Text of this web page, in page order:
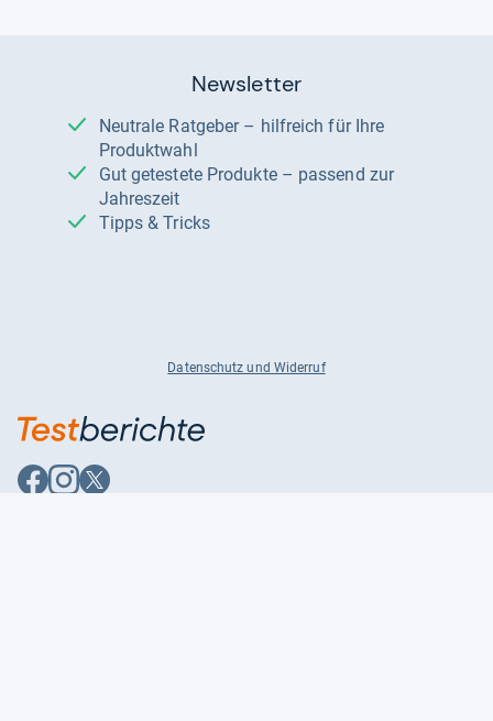
Newsletter
Neutrale Ratgeber – hilfreich für Ihre
Produktwahl
Gut getestete Produkte – passend zur
Jahreszeit
Tipps & Tricks
Datenschutz und Widerruf
Auf
Facebook
Auf
Instagram
Auf
X